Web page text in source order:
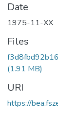
Date
1975-11-XX
Files
(1.91 MB)
URI
https://